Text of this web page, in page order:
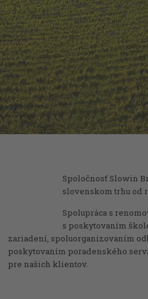
Spoločnosť Slowin
slovenskom trhu od
Spolupráca s
s poskytovaním
zariadení, spoluorganizovaním
poskytovaním poradenského
pre našich klientov.